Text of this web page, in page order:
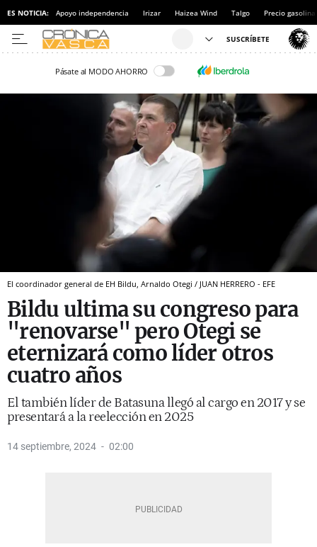
ES NOTICIA: Apoyo independencia Irizar Haizea Wind Talgo Precio gasolina
Pásate al MODO AHORRO
El coordinador general de EH Bildu, Arnaldo Otegi / JUAN HERRERO - EFE
Bildu ultima su congreso para
"renovarse" pero Otegi se
eternizará como líder otros
cuatro años
El también líder de Batasuna llegó al cargo en 2017 y se
presentará a la reelección en 2025
14 septiembre, 2024 02:00